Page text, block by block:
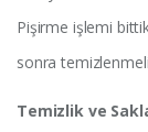
Pişirme işlemi
sonra
Temizlik ve